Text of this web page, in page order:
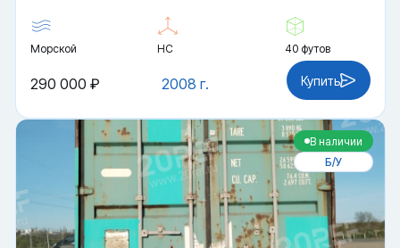
Морской HC 40 футов
2008 г.
290 000 ₽ Купить
В наличии
Б/У